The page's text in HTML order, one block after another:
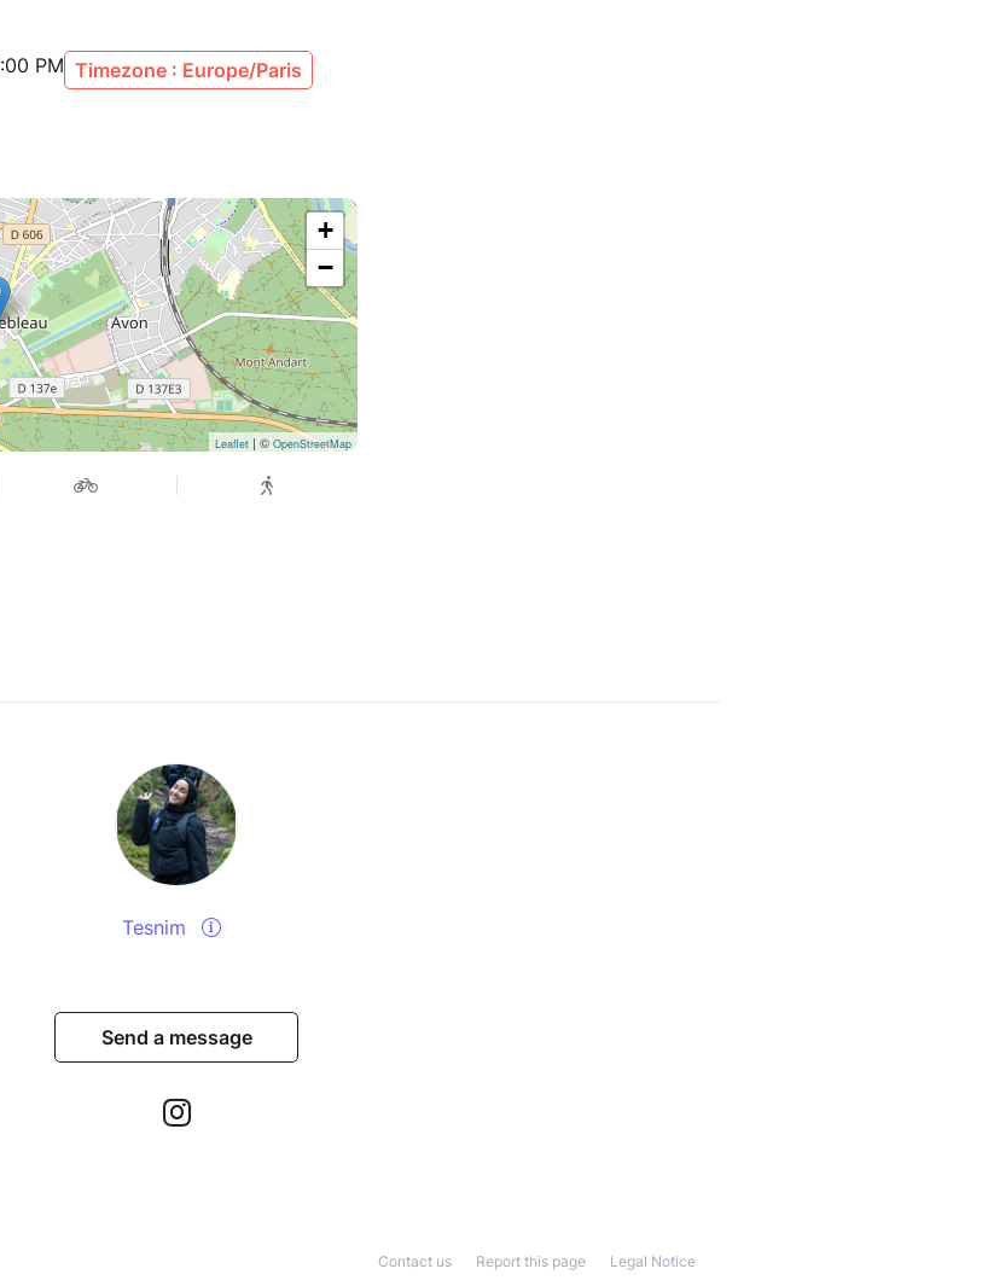
PM Timezone : Europe/Paris
+
−
Leaflet | © OpenStreetMap
Tesnim
Send a message
Legal Notice
Report this page
Contact us